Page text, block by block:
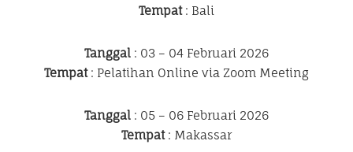
Tempat: Bali
Tanggal : 03 – 04 Februari 2026
Tempat: Pelatihan Online via Zoom Meeting
Tanggal : 05 – 06 Februari 2026
Tempat: Makassar